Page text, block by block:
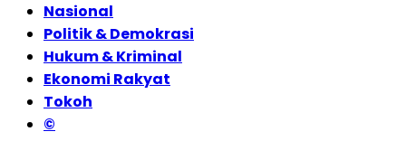
Nasional
Politik & Demokrasi
Hukum & Kriminal
Ekonomi Rakyat
Tokoh
©